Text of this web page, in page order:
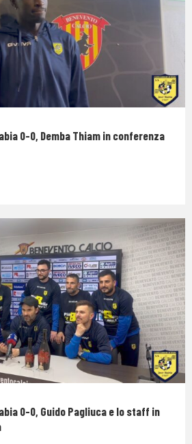
0-0, Demba Thiam in conferenza
0-0, Guido Pagliuca e lo staff in